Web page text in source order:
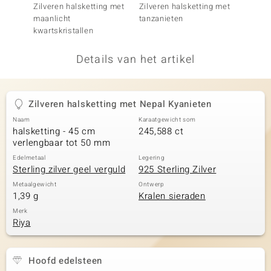
Zilveren halsketting met
maanlicht
kwartskristallen
Zilveren halsketting met
tanzanieten
Details van het artikel
Zilveren halsketting met Nepal Kyanieten
Naam
halsketting - 45 cm
verlengbaar tot 50 mm
Karaatgewicht som
245,588 ct
Edelmetaal
Sterling zilver geel verguld
Legering
925 Sterling Zilver
Metaalgewicht
1,39 g
Ontwerp
Kralen sieraden
Merk
Riya
Hoofd edelsteen